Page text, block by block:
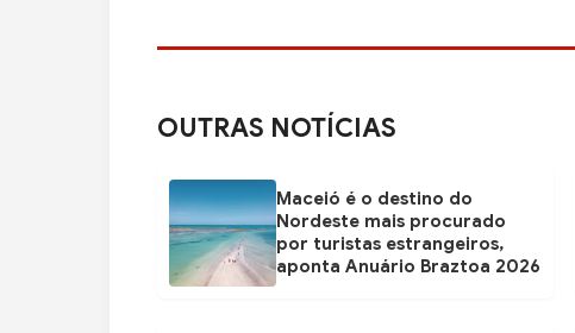
OUTRAS NOTÍCIAS
Maceió é o destino do
Nordeste mais procurado
por turistas estrangeiros,
aponta Anuário Braztoa 2026